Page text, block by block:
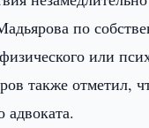
по
или
также отметил,
адвоката.